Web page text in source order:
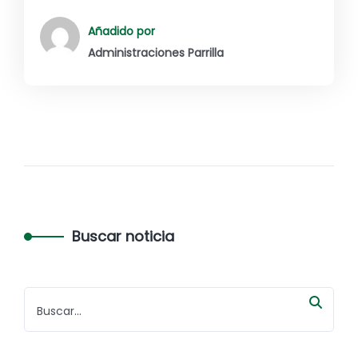
Añadido por
Administraciones Parrilla
Buscar noticia